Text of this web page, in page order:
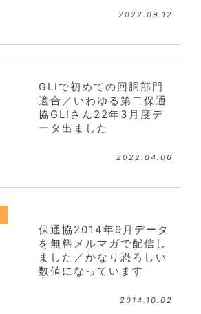
2022.09.12
GLIで初めての回胴部門
適合／いわゆる第二保通
協GLIさん22年3月度デ
ータ出ました
2022.04.06
保通協2014年9月データ
を無料メルマガで配信し
ました／かなり恐ろしい
数値になっています
2014.10.02